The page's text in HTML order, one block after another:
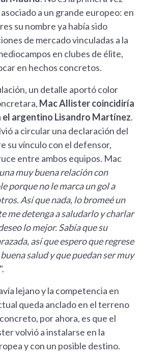
a un grande europeo: en
su nombre ya había sido
de mercado vinculadas a la
en clubes de élite,
en hechos concretos.
un detalle aportó color
Mac Allister coincidiría
el argentino Lisandro Martínez.
a circular una declaración del
su vínculo con el defensor,
entre ambos equipos. Mac
muy buena relación con
porque no le marca un gol a
Así que nada, lo bromeé un
me detenga a saludarlo y charlar
lo mejor. Sabía que su
así que espero que regrese
salud y que puedan ser muy
".
lejano y la competencia en
queda anclado en el terreno
por ahora, es que el
volvió a instalarse en la
y con un posible destino.